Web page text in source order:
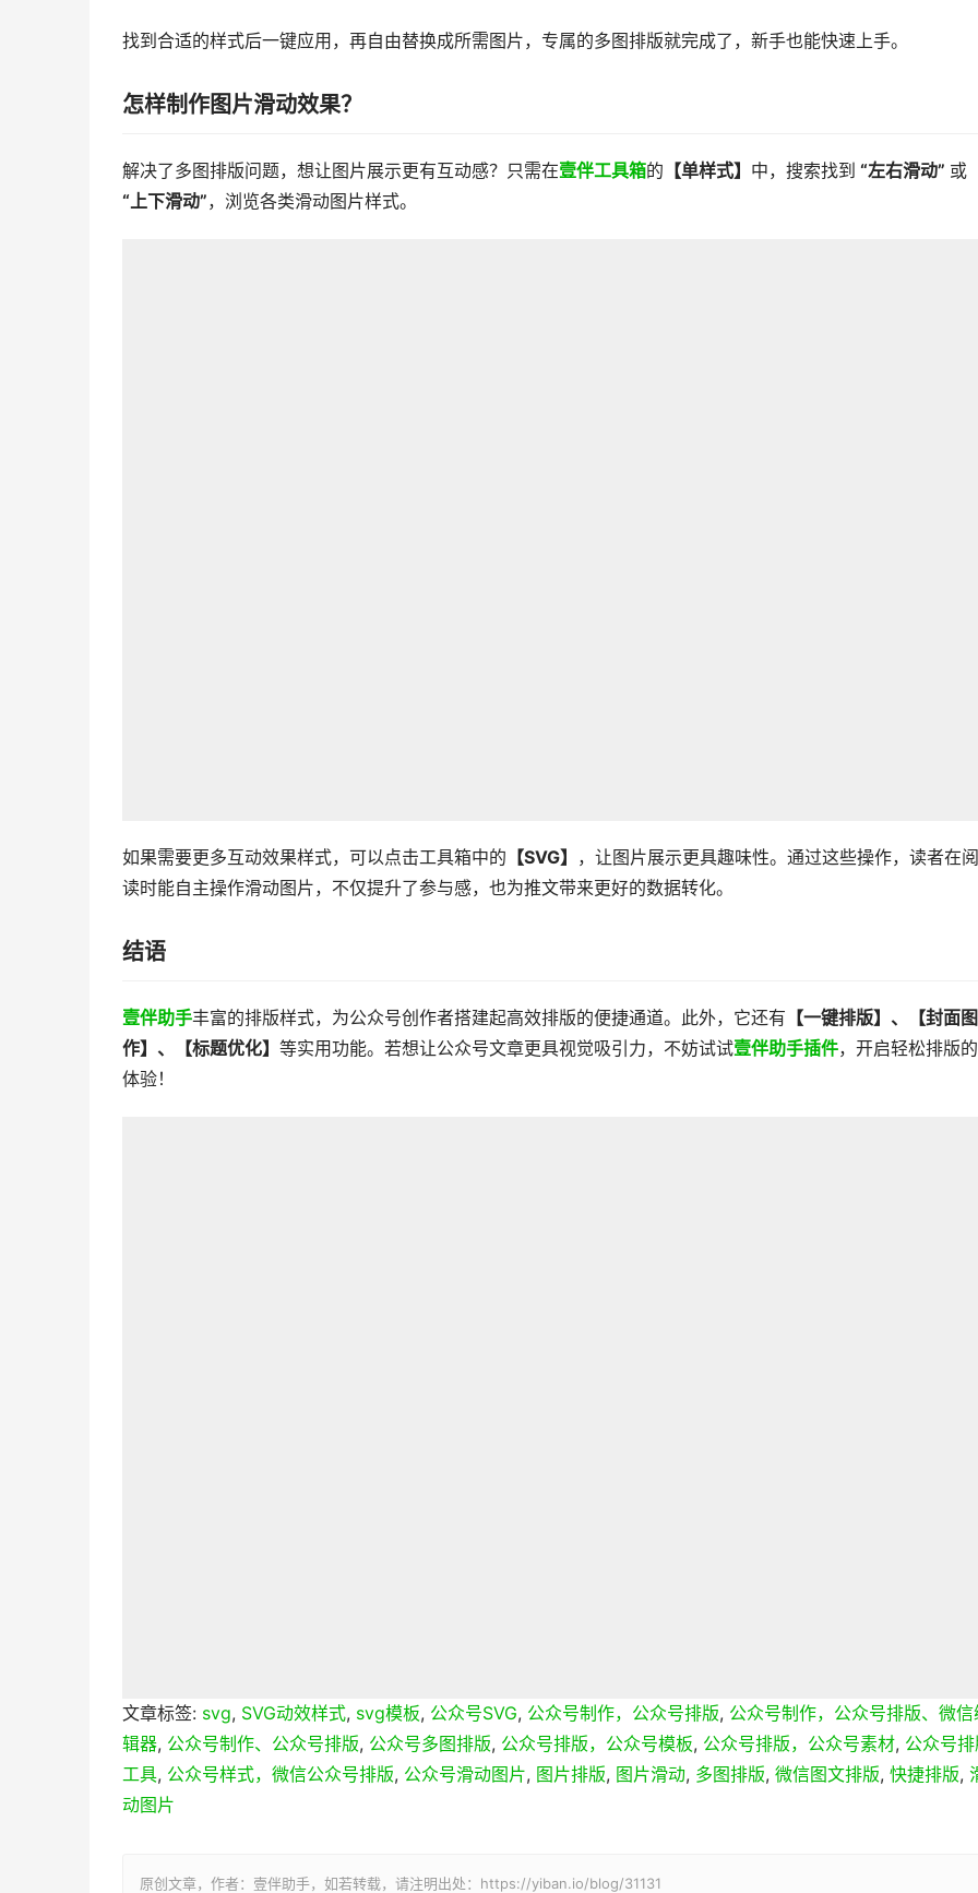
找到合适的样式后一键应用，再自由替换成所需图片，专属的多图排版就完成了，新手也能快速上手。
怎样制作图片滑动效果？
解决了多图排版问题，想让图片展示更有互动感？只需在壹伴工具箱的 【单样式】 中，搜索找到 “左右滑动” 或
“上下滑动”，浏览各类滑动图片样式。
如果需要更多互动效果样式，可以点击工具箱中的 【SVG】
，让图片展示更具趣味性。通过这些操作，读者在阅
读时能自主操作滑动图片，不仅提升了参与感，也为推文带来更好的数据转化。
结语
壹伴助手丰富的排版样式，为公众号创作者搭建起高效排版的便捷通道。此外，它还有 【一键排版】 、 【封面图
作】 、 【标题优化】 等实用功能。若想让公众号文章更具视觉吸引力，不妨试试壹伴助手插件，开启轻松排版
体验！
文章标签: svg, SVG动效样式, svg模板, 公众号SVG, 公众号制作，公众号排版, 公众号制作，公众号排版、微信
辑器, 公众号制作、公众号排版, 公众号多图排版, 公众号排版，公众号模板, 公众号排版，公众号素材, 公众号
工具, 公众号样式，微信公众号排版, 公众号滑动图片, 图片排版, 图片滑动, 多图排版, 微信图文排版, 快捷排版,
动图片
原创文章，作者：壹伴助手，如若转载，请注明出处：https://yiban.io/blog/31131